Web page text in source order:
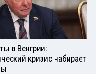
в Венгрии:
кризис набирает